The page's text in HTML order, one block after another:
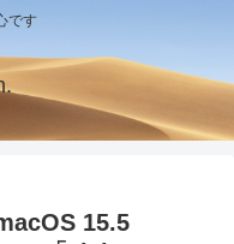
です
15.5